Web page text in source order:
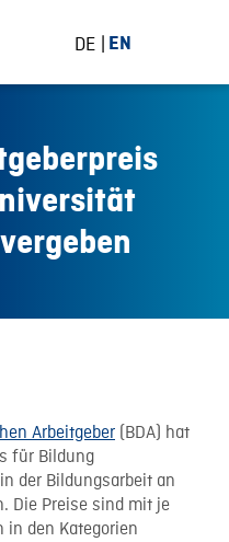
DE EN
Arbeitgeber (BDA) hat
für Bildung
der Bildungsarbeit an
Die Preise sind mit je
in den Kategorien